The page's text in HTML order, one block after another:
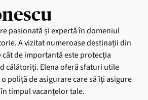
pasionată și expertă în domeniul
A vizitat numeroase destinații din
de importantă este protecția
călătoriți. Elena oferă sfaturi utile
poliță de asigurare care să îți asigure
timpul vacanțelor tale.